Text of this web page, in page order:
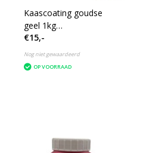
Kaascoating goudse
geel 1kg
schimmelwerend
€15,-
Nog niet gewaardeerd
OP VOORRAAD